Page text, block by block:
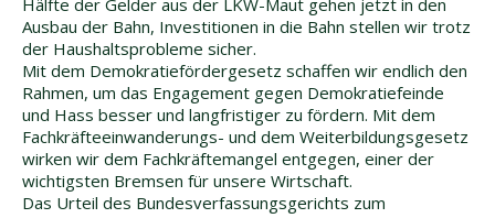
Hälfte der Gelder aus der LKW-Maut gehen jetzt in den
Ausbau der Bahn, Investitionen in die Bahn stellen wir trotz
der Haushaltsprobleme sicher.
Mit dem Demokratiefördergesetz schaffen wir endlich den
Rahmen, um das Engagement gegen Demokratiefeinde
und Hass besser und langfristiger zu fördern. Mit dem
Fachkräfteeinwanderungs- und dem Weiterbildungsgesetz
wirken wir dem Fachkräftemangel entgegen, einer der
wichtigsten Bremsen für unsere Wirtschaft.
Das Urteil des Bundesverfassungsgerichts zum